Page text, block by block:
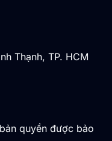
Thạnh, TP. HCM
quyền được bảo